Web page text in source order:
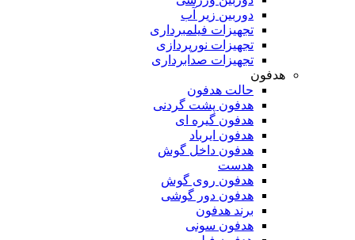
دوربین زیر آب
تجهیزات فیلمبرداری
تجهیزات نورپردازی
تجهیزات صدابرداری
هدفون
حالت هدفون
هدفون پشت گردنی
هدفون گیره ای
هدفون ایرباد
هدفون داخل گوش
هدست
هدفون روی گوش
هدفون دور گوشی
برند هدفون
هدفون سونی